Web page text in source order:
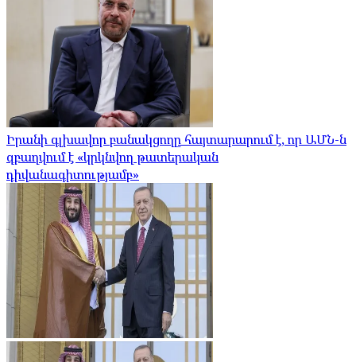
Իրանի գլխավոր բանակցողը հայտարարում է, որ ԱՄՆ-ն
զբաղվում է «կրկնվող թատերական
դիվանագիտությամբ»